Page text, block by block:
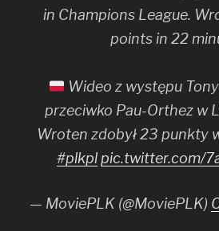
in Champions League.
points in 22
Wideo z występu
przeciwko Pau-Orthez w
Wroten zdobył 23 punkty
#plkpl pic.twitter.com/
— MoviePLK (@MoviePLK)